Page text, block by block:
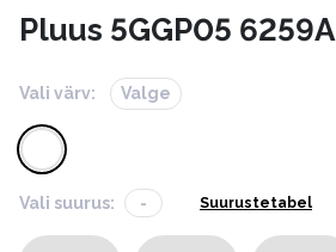
Pluus 5GGP05 6259A
Vali värv: Valge
Vali suurus: - Suurustetabel